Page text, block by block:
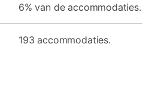
6% van de accommodaties.
193 accommodaties.